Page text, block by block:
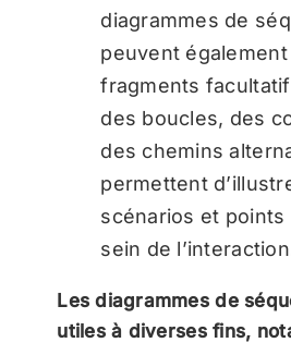
diagrammes de
peuvent
fragments
des boucles, des
des chemins
permettent
scénarios et points
sein de
Les diagrammes de
utiles à diverses fins,